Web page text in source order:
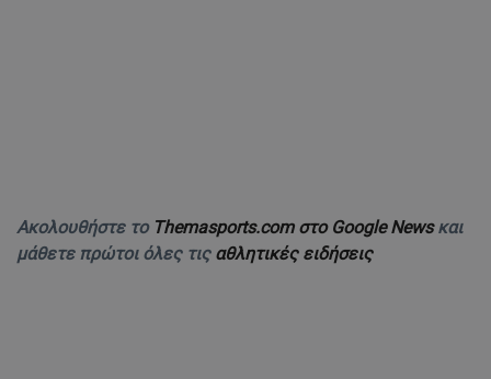
Ακολουθήστε το Themasports.com στο Google Newsκαι
μάθετε πρώτοι όλες τις αθλητικές ειδήσεις